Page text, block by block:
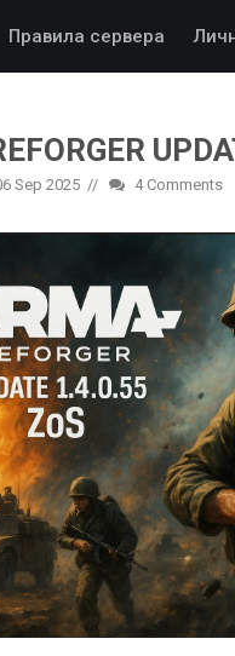
Правила сервера
Sep 2025 4 Comments